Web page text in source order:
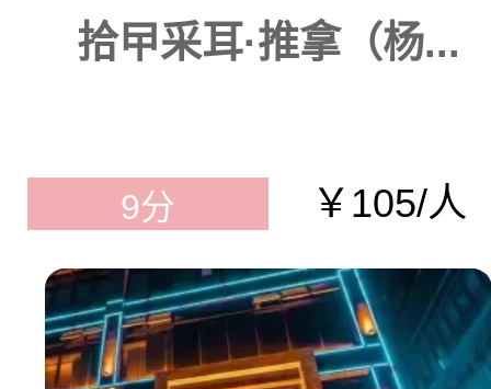
拾曱采耳·推拿（杨...
9分 ￥105/人